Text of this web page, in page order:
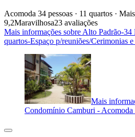
Acomoda 34 pessoas · 11 quartos ·
9,2Maravilhosa23 avaliações
Mais informações sobre Alto Padrão-34
quartos-Espaço p/reuniões/Cerimonias e
Mais
Condomínio Camburi - Acomoda